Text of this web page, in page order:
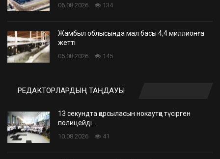
06.08.2026 134
Жамбыл облысында мал басы 4,4 миллионға
жетті
05.08.2026 145
РЕДАКТОРЛАРДЫҢ ТАҢДАУЫ
13 секундта қарсыласын нокаутқа түсірген
полицейді…
10.08.2026 41